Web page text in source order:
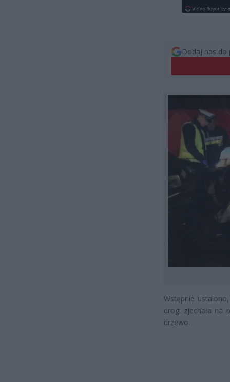
Dodaj nas do
Wstępnie
drogi zjechała na
drzewo.